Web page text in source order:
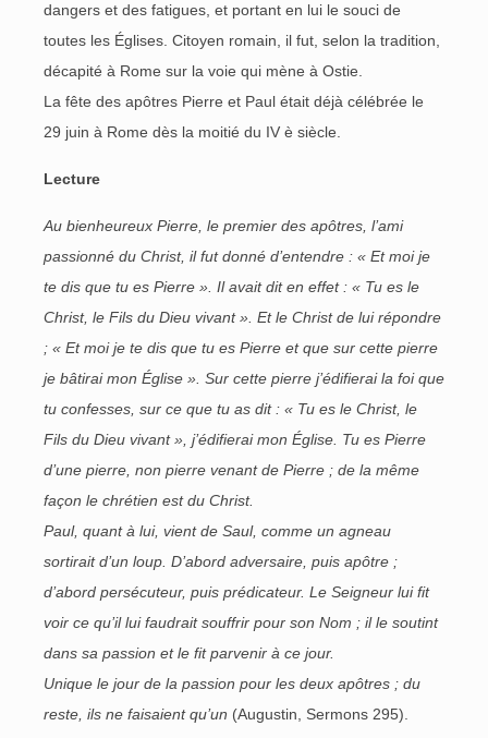
dangers et des fatigues, et portant en lui le souci de
toutes les Églises. Citoyen romain, il fut, selon la tradition,
décapité à Rome sur la voie qui mène à Ostie.
La fête des apôtres Pierre et Paul était déjà célébrée le
29 juin à Rome dès la moitié du IV è siècle.
Lecture
Au bienheureux Pierre, le premier des apôtres, l’ami
passionné du Christ, il fut donné d’entendre : « Et moi je
te dis que tu es Pierre ». Il avait dit en effet : « Tu es le
Christ, le Fils du Dieu vivant ». Et le Christ de lui répondre
; « Et moi je te dis que tu es Pierre et que sur cette pierre
je bâtirai mon Église ». Sur cette pierre j’édifierai la foi que
tu confesses, sur ce que tu as dit : « Tu es le Christ, le
Fils du Dieu vivant », j’édifierai mon Église. Tu es Pierre
d’une pierre, non pierre venant de Pierre ; de la même
façon le chrétien est du Christ.
Paul, quant à lui, vient de Saul, comme un agneau
sortirait d’un loup. D’abord adversaire, puis apôtre ;
d’abord persécuteur, puis prédicateur. Le Seigneur lui fit
voir ce qu’il lui faudrait souffrir pour son Nom ; il le soutint
dans sa passion et le fit parvenir à ce jour.
Unique le jour de la passion pour les deux apôtres ; du
reste, ils ne faisaient qu’un (Augustin, Sermons 295).